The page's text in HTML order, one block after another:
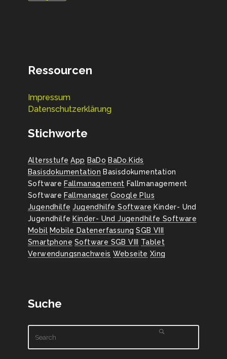
Ressourcen
Impressum
Datenschutzerklärung
Stichworte
Altersstufe App BaDo BaDo.Kids
Basisdokumentation Basisdokumentation
Software Fallmanagement Fallmanagement
Software Fallmanager Google Plus
Jugendhilfe Jugendhilfe Software Kinder- Und
Jugendhilfe Kinder- Und Jugendhilfe Software
Mobil Mobile Datenerfassung SGB VIII
Smartphone Software SGB VIII
Tablet
Verwendungsnachweis Webseite Xing
Suche